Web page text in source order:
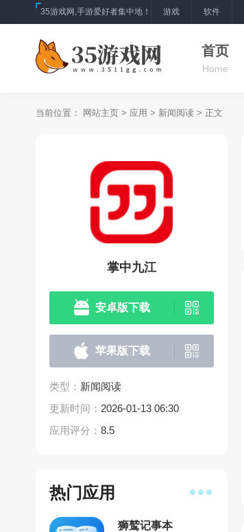
35游戏网,手游爱好者集中地！ 游戏 软件
首页
Home
当前位置： 网站主页 > 应用 > 新闻阅读 > 正文
掌中九江
安卓版下载
苹果版下载
类型： 新闻阅读
更新时间： 2026-01-13 06:30
应用评分： 8.5
热门应用
狮鹫记事本